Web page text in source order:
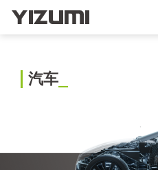
板式
系列
注塑
机
企业介绍
汽车